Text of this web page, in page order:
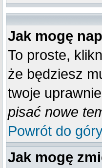
Jak mogę
To proste,
że będziesz
twoje
pisać nowe
Powrót do
Jak mogę